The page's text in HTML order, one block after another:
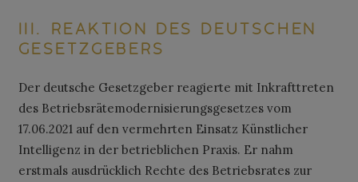
III. REAKTION DES DEUTSCHEN
GESETZGEBERS
Der deutsche Gesetzgeber reagierte mit Inkrafttreten
des Betriebsrätemodernisierungsgesetzes vom
17.06.2021 auf den vermehrten Einsatz Künstlicher
Intelligenz in der betrieblichen Praxis. Er nahm
erstmals ausdrücklich Rechte des Betriebsrates zur